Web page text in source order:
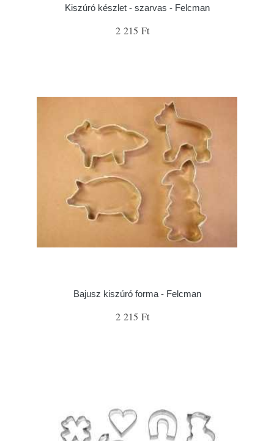
Kiszúró készlet - szarvas - Felcman
2 215 Ft
Bajusz kiszúró forma - Felcman
2 215 Ft